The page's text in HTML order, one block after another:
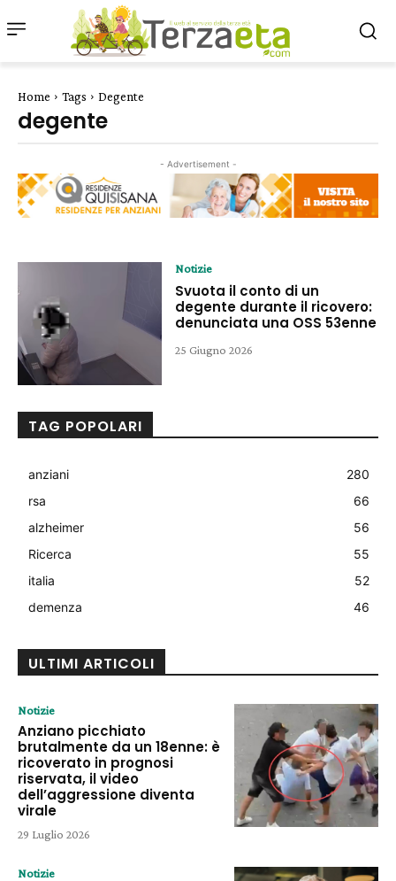
Home Tags Degente
degente
- Advertisement -
Notizie
Svuota il conto di un
degente durante il ricovero:
denunciata una OSS 53enne
25 Giugno 2026
TAG POPOLARI
anziani
280
rsa
66
alzheimer
56
Ricerca
55
italia
52
demenza
46
ULTIMI ARTICOLI
Notizie
Anziano picchiato
brutalmente da un 18enne: è
ricoverato in prognosi
riservata, il video
dell’aggressione diventa
virale
29 Luglio 2026
Notizie